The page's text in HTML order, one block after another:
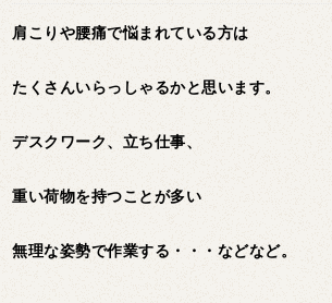
肩こりや腰痛で悩まれている方は
たくさんいらっしゃるかと思います。
デスクワーク、立ち仕事、
重い荷物を持つことが多い
無理な姿勢で作業する・・・などなど。